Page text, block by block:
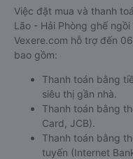
Việc đặt mua và thanh
Lão - Hải Phòng ghế
Vexere.com hỗ trợ đến
bao gồm:
Thanh toán bằng
siêu thị gần nhà.
Thanh toán bằng
Card, JCB).
Thanh toán bằng
tuyến (Internet